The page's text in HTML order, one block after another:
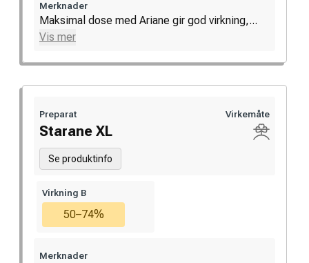
Merknader
Maksimal dose med Ariane gir god virkning,...
Vis mer
Preparat
Starane XL
Se produktinfo
Virkemåte
Virkning B
50–74%
Merknader